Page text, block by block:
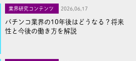
業界研究コンテンツ 2026,06,17
パチンコ業界の10年後はどうなる？将来
性と今後の働き方を解説